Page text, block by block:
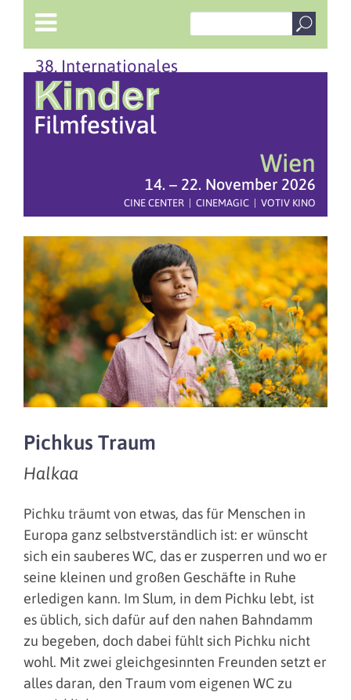
38. Internationales
Wien
14. – 22. November 2026
CINE CENTER | CINEMAGIC | VOTIV KINO
Pichkus Traum
Halkaa
Pichku träumt von etwas, das für Menschen in
Europa ganz selbstverständlich ist: er wünscht
sich ein sauberes WC, das er zusperren und wo er
seine kleinen und großen Geschäfte in Ruhe
erledigen kann. Im Slum, in dem Pichku lebt, ist
es üblich, sich dafür auf den nahen Bahndamm
zu begeben, doch dabei fühlt sich Pichku nicht
wohl. Mit zwei gleichgesinnten Freunden setzt er
alles daran, den Traum vom eigenen WC zu